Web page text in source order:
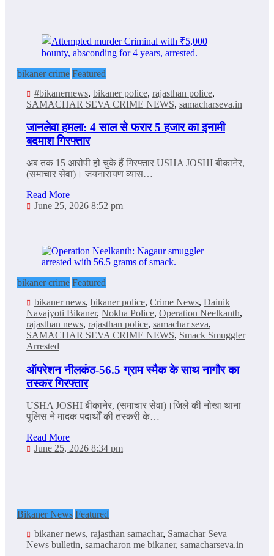
bikaner crime Featured
#bikanernews, bikaner police, rajasthan police,
SAMACHAR SEVA CRIME NEWS, samacharseva.in
जानलेवा हमला: 4 साल से फरार 5 हजार का इनामी
बदमाश गिरफ्तार
अब तक 15 आरोपी हो चुके हैं गिरफ्तार USHA JOSHI बीकानेर,
(समाचार सेवा)। जयनारायण व्यास…
Read More
June 25, 2026 8:52 pm
bikaner crime Featured
bikaner news, bikaner police, Crime News, Dainik
Navajyoti Bikaner, Nokha Police, Operation Neelkanth,
rajasthan news, rajasthan police, samachar seva,
SAMACHAR SEVA CRIME NEWS, Smack Smuggler
Arrested
ऑपरेशन नीलकंठ-56.5 ग्राम स्मैक के साथ नागौर का
तस्कर गिरफ्तार
USHA JOSHI बीकानेर, (समाचार सेवा)।जिले की नोखा थाना
पुलिस ने मादक पदार्थों की तस्करी के…
Read More
June 25, 2026 8:34 pm
Bikaner News Featured
bikaner news, rajasthan samachar, Samachar Seva
News bulletin, samacharon me bikaner, samacharseva.in